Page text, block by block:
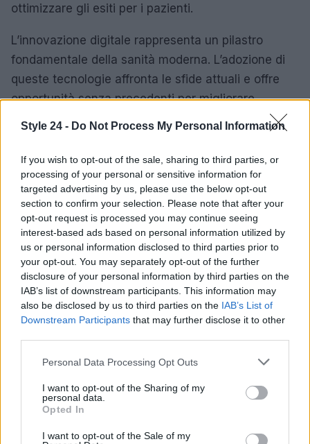
Style 24 - Do Not Process My Personal Information
If you wish to opt-out of the sale, sharing to third parties, or
processing of your personal or sensitive information for
targeted advertising by us, please use the below opt-out
section to confirm your selection. Please note that after your
opt-out request is processed you may continue seeing
interest-based ads based on personal information utilized by
us or personal information disclosed to third parties prior to
your opt-out. You may separately opt-out of the further
disclosure of your personal information by third parties on the
IAB’s list of downstream participants. This information may
also be disclosed by us to third parties on the IAB’s List of
Downstream Participants that may further disclose it to other
Please note that this website/app uses one or more Google
not limited to your visit or usage behaviour. You may click to
grant or deny consent to Google and its third-party tags to
use your data for below specified purposes in below Google
consent section.
Personal Data Processing Opt Outs
I want to opt-out of the Sharing of my
personal data.
Opted In
I want to opt-out of the Sale of my
ottimizzare gli esiti per i pazienti.
L’innovazione digitale rappresenta un pilastro
fondamentale della sanità moderna. L’adozione di
queste tecnologie affronta le sfide attuali e offre
opportunità senza precedenti per migliorare
l’efficienza e la qualità dell’assistenza sanitaria.
l’impatto di tali innovazioni, garantendo un utilizzo
etico e responsabile, sempre orientato al beneficio
del paziente.
AUTORE
Staff